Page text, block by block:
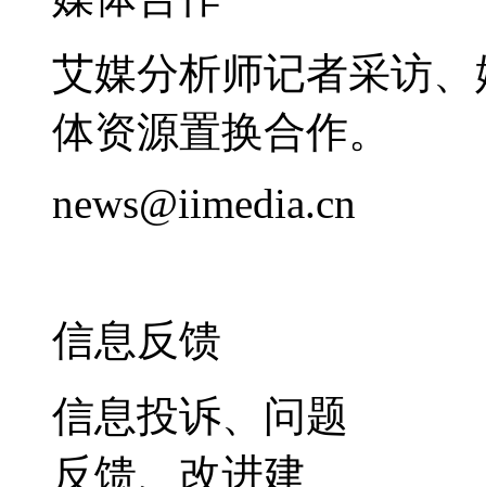
艾媒分析师记者采访
体资源置换合作。
news@iimedia.cn
信息反馈
信息投诉、问题
反馈、改进建